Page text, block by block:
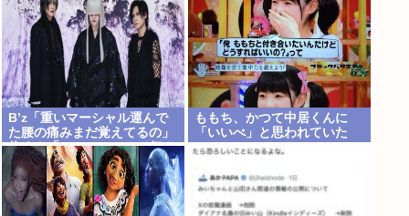
B’z「重いマーシャル運んで
た腰の痛みまだ覚えてるの」
俺くん「マーシャルって何？
」
ももち、かつて中居くんに
「いいべ」と思われていた